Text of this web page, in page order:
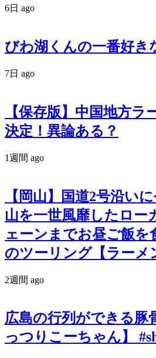
6日 ago
びわ湖くんの一番好き
7日 ago
【保存版】中国地方ラ
決定！異論ある？
1週間 ago
【岡山】国道2号沿い
山を一世風靡したロー
ェーンまでお昼ご飯を
のツーリング【ラーメ
2週間 ago
広島の行列ができる豚
っつりこーちゃん】